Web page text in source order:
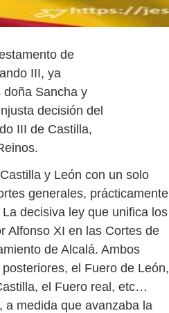
de
III, ya
doña Sancha y
decisión del
III de Castilla,
y León con un solo
generales, prácticamente
decisiva ley que unifica los
Alfonso XI en las Cortes de
de Alcalá. Ambos
el Fuero de León,
el Fuero real, etc…
a medida que avanzaba la